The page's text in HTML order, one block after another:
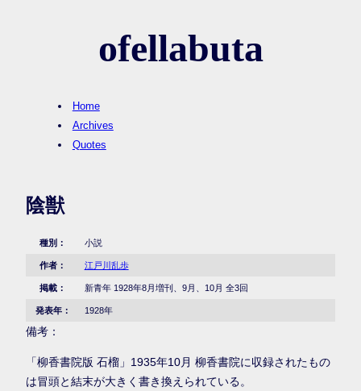
ofellabuta
Home
Archives
Quotes
陰獣
種別： 小説
作者： 江戸川乱歩
掲載： 新青年 1928年8月増刊、9月、10月 全3回
発表年： 1928年
備考：
「柳香書院版 石榴」1935年10月 柳香書院に収録されたもの
は冒頭と結末が大きく書き換えられている。